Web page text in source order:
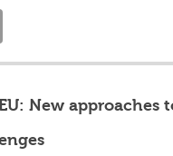
New approaches